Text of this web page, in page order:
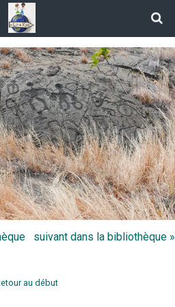
suivant dans la bibliothèque »
au début